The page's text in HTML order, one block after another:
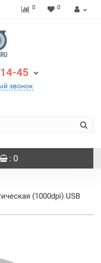
0 0
45
звонок
: 0
(1000dpi) USB